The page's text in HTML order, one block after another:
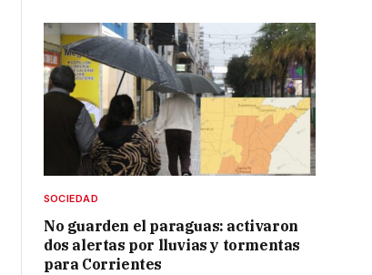
SOCIEDAD
No guarden el paraguas: activaron
dos alertas por lluvias y tormentas
para Corrientes